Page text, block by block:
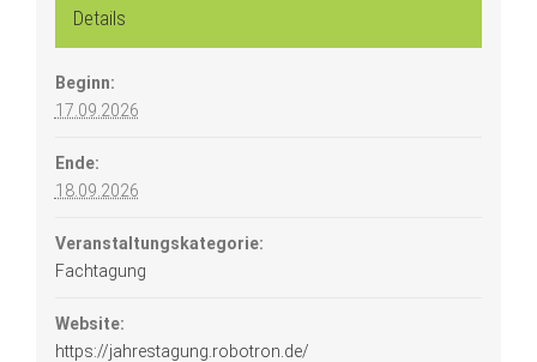
Details
Beginn:
17.09.2026
Ende:
18.09.2026
Veranstaltungskategorie:
Fachtagung
Website:
https://jahrestagung.robotron.de/